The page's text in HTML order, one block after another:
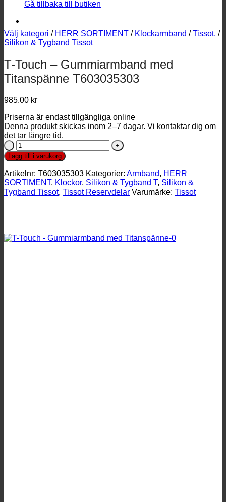
Gå tillbaka till butiken
Välj kategori / HERR SORTIMENT / Klockarmband / Tissot. /
Silikon & Tygband Tissot
T-Touch – Gummiarmband med
Titanspänne T603035303
985.00 kr
Priserna är endast tillgängliga online
Denna produkt skickas inom 2–7 dagar. Vi kontaktar dig om
det tar längre tid.
T-
Touch
-
Gummiarmband
med
Titanspänne
T603035303
Lägg till i varukorg
Artikelnr: T603035303 Kategorier: Armband, HERR
SORTIMENT, Klockor, Silikon & Tygband T, Silikon &
Tygband Tissot, Tissot Reservdelar Varumärke: Tissot